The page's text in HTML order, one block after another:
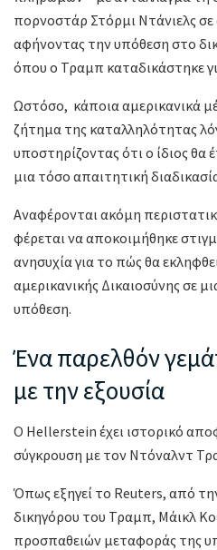
πορνοστάρ Στόρμι Ντάνιελς
αφήνοντας την υπόθεση στο
όπου ο Τραμπ καταδικάστηκε
Ωστόσο, κάποια αμερικανικά
ζήτημα της καταλληλότητας
υποστηρίζοντας ότι ο ίδιος
μια τόσο απαιτητική
Αναφέρονται ακόμη
φέρεται να αποκοιμήθηκε
ανησυχία για το πώς θα
αμερικανικής Δικαιοσύνης σε
υπόθεση.
Ένα παρελθόν
με την εξουσία
Ο Hellerstein έχει ιστορικό
σύγκρουση με τον Ντόναλντ
Όπως εξηγεί το Reuters, από
δικηγόρου του Τραμπ, Μάικλ
προσπαθειών μεταφοράς της